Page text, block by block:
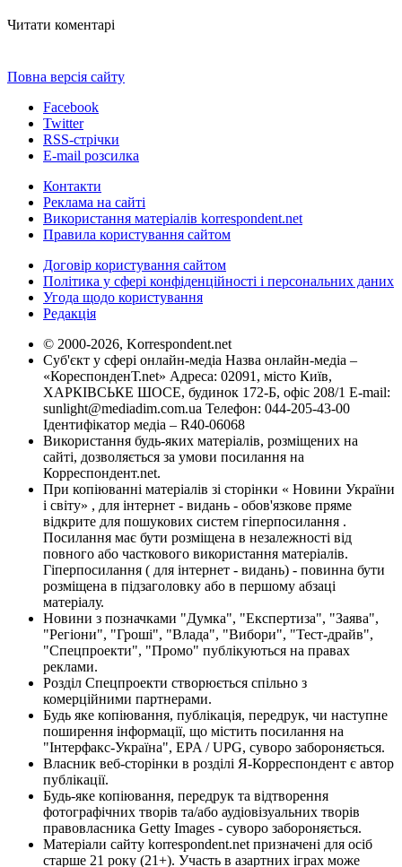
Читати коментарі
Повна версія сайту
Facebook
Twitter
RSS-стрічки
E-mail розсилка
Контакти
Реклама на сайті
Використання матеріалів korrespondent.net
Правила користування сайтом
Договір користування сайтом
Політика у сфері конфіденційності і персональних даних
Угода щодо користування
Редакція
© 2000-2026, Korrespondent.net
Суб'єкт у сфері онлайн-медіа Назва онлайн-медіа –
«КореспонденТ.net» Адреса: 02091, місто Київ,
ХАРКІВСЬКЕ ШОСЕ, будинок 172-Б, офіс 208/1 E-mail:
sunlight@mediadim.com.ua Телефон: 044-205-43-00
Ідентифікатор медіа – R40-06068
Використання будь-яких матеріалів, розміщених на
сайті, дозволяється за умови посилання на
Корреспондент.net.
При копіюванні матеріалів зі сторінки « Новини України
і світу» , для інтернет - видань - обов'язкове пряме
відкрите для пошукових систем гіперпосилання .
Посилання має бути розміщена в незалежності від
повного або часткового використання матеріалів.
Гіперпосилання ( для інтернет - видань) - повинна бути
розміщена в підзаголовку або в першому абзаці
матеріалу.
Новини з позначками "Думка", "Експертиза", "Заява",
"Регіони", "Гроші", "Влада", "Вибори", "Тест-драйв",
"Спецпроекти", "Промо" публікуються на правах
реклами.
Розділ Спецпроекти створюється спільно з
комерційними партнерами.
Будь яке копіювання, публікація, передрук, чи наступне
поширення інформації, що містить посилання на
"Інтерфакс-Україна", EPA / UPG, суворо забороняється.
Власник веб-сторінки в розділі Я-Корреспондент є автор
публікації.
Будь-яке копіювання, передрук та відтворення
фотографічних творів та/або аудіовізуальних творів
правовласника Getty Images - суворо забороняється.
Матеріали сайту korrespondent.net призначені для осіб
старше 21 року (21+). Участь в азартних іграх може